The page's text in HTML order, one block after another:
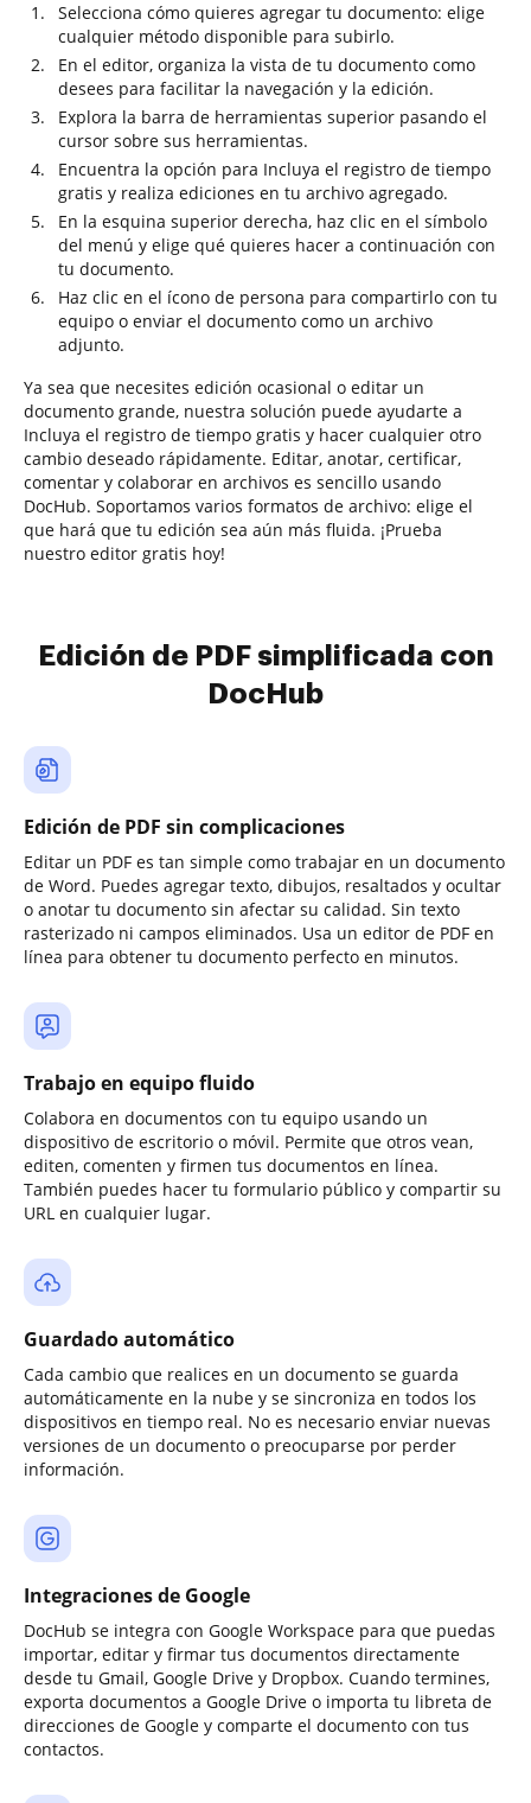
Selecciona cómo quieres agregar tu documento: elige
cualquier método disponible para subirlo.
En el editor, organiza la vista de tu documento como
desees para facilitar la navegación y la edición.
Explora la barra de herramientas superior pasando el
cursor sobre sus herramientas.
Encuentra la opción para Incluya el registro de tiempo
gratis y realiza ediciones en tu archivo agregado.
En la esquina superior derecha, haz clic en el símbolo
del menú y elige qué quieres hacer a continuación con
tu documento.
Haz clic en el ícono de persona para compartirlo con tu
equipo o enviar el documento como un archivo
adjunto.
Ya sea que necesites edición ocasional o editar un
documento grande, nuestra solución puede ayudarte a
Incluya el registro de tiempo gratis y hacer cualquier otro
cambio deseado rápidamente. Editar, anotar, certificar,
comentar y colaborar en archivos es sencillo usando
DocHub. Soportamos varios formatos de archivo: elige el
que hará que tu edición sea aún más fluida. ¡Prueba
nuestro editor gratis hoy!
Edición de PDF simplificada con
DocHub
Edición de PDF sin complicaciones
Editar un PDF es tan simple como trabajar en un documento
de Word. Puedes agregar texto, dibujos, resaltados y ocultar
o anotar tu documento sin afectar su calidad. Sin texto
rasterizado ni campos eliminados. Usa un editor de PDF en
línea para obtener tu documento perfecto en minutos.
Trabajo en equipo fluido
Colabora en documentos con tu equipo usando un
dispositivo de escritorio o móvil. Permite que otros vean,
editen, comenten y firmen tus documentos en línea.
También puedes hacer tu formulario público y compartir su
URL en cualquier lugar.
Guardado automático
Cada cambio que realices en un documento se guarda
automáticamente en la nube y se sincroniza en todos los
dispositivos en tiempo real. No es necesario enviar nuevas
versiones de un documento o preocuparse por perder
información.
Integraciones de Google
DocHub se integra con Google Workspace para que puedas
importar, editar y firmar tus documentos directamente
desde tu Gmail, Google Drive y Dropbox. Cuando termines,
exporta documentos a Google Drive o importa tu libreta de
direcciones de Google y comparte el documento con tus
contactos.